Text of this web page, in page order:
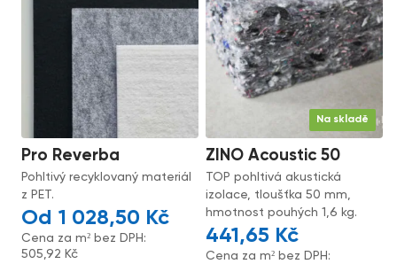
Pro Reverba
Pohltivý recyklovaný materiál
z PET.
1 028,50 Kč
Cena za m² bez DPH:
505,92 Kč
Na skladě
ZINO Acoustic 50
TOP pohltivá akustická
izolace, tloušťka 50 mm,
hmotnost pouhých 1,6 kg.
441,65 Kč
Cena za m² bez DPH: